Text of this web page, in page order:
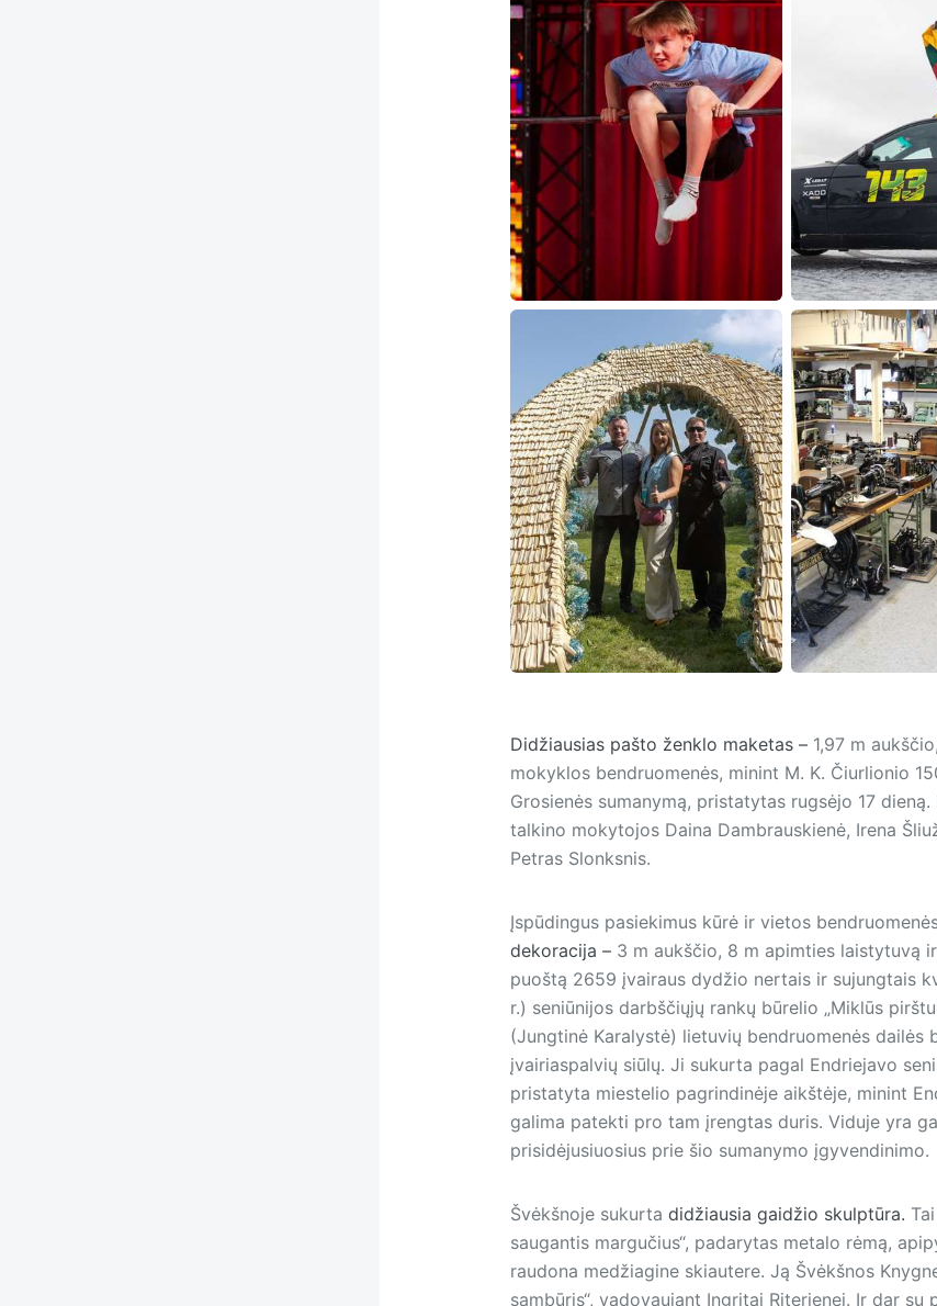
Didžiausias pašto ženklo maketas – 1,97 m
mokyklos bendruomenės, minint M. K. Čiurlionio
Grosienės sumanymą, pristatytas rugsėjo 17
talkino mokytojos Daina Dambrauskienė, Irena
Petras Slonksnis.
Įspūdingus pasiekimus kūrė ir vietos
dekoracija –3 m aukščio, 8 m apimties laistytuvą
puoštą 2659 įvairaus dydžio nertais ir sujungtais
r.) seniūnijos darbščiųjų rankų būrelio „Miklūs
(Jungtinė Karalystė) lietuvių bendruomenės
įvairiaspalvių siūlų. Ji sukurta pagal Endriejavo
pristatyta miestelio pagrindinėje aikštėje, minint
galima patekti pro tam įrengtas duris. Viduje yra
prisidėjusiuosius prie šio sumanymo įgyvendinimo.
Švėkšnoje sukurta didžiausia gaidžio skulptūra.
sau­gan­tis margučius“, padarytas metalo rėmą,
raudona medžiagine skiautere. Ją Švėkšnos
sambūris“, vadovaujant Ingritai Riterienei. Ir dar